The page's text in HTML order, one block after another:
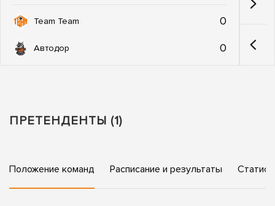
Team Team 0
Автодор 0
ПРЕТЕНДЕНТЫ (1)
Положение команд Расписание и результаты